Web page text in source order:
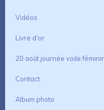
Vidéos
Livre d'or
20 août journée voile
Contact
Album photo